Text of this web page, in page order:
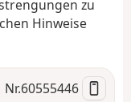
zu
Hinweise
Nr.60555446